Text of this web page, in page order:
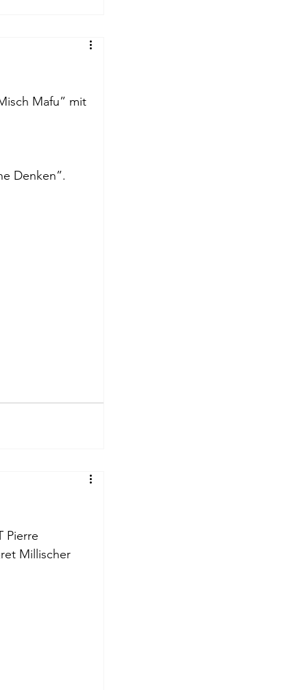
Mafu” mit
Denken”.
Pierre
Millischer